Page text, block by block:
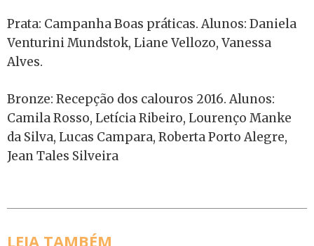
Prata: Campanha Boas práticas. Alunos: Daniela
Venturini Mundstok, Liane Vellozo, Vanessa
Alves.
Bronze: Recepção dos calouros 2016. Alunos:
Camila Rosso, Letícia Ribeiro, Lourenço Manke
da Silva, Lucas Campara, Roberta Porto Alegre,
Jean Tales Silveira
LEIA TAMBÉM